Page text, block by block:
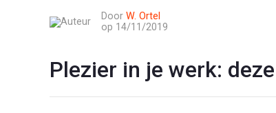
Door W. Ortel
op 14/11/2019
Plezier in je werk: